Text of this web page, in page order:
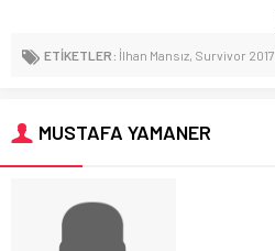
ETİKETLER: İlhan Mansız, Survivor 2017
MUSTAFA YAMANER